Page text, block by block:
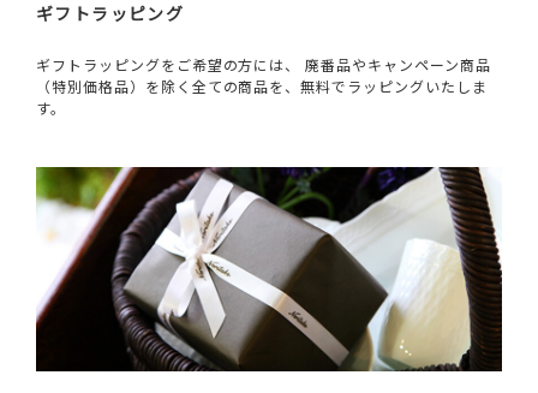
ギフトラッピング
ギフトラッピングをご希望の方には、 廃番品やキャンペーン商品
（特別価格品）を除く全ての商品を、無料でラッピングいたしま
す。